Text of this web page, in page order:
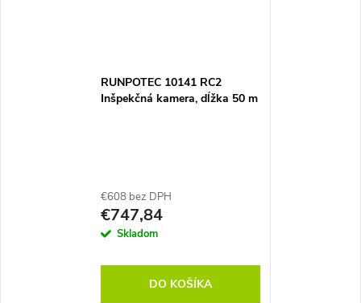
RUNPOTEC 10141 RC2
Inšpekčná kamera, dĺžka 50 m
€608 bez DPH
€747,84
Skladom
DO KOŠÍKA